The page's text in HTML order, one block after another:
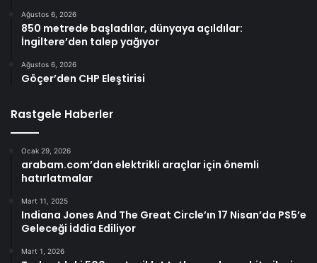
Ağustos 6, 2026
850 metrede başladılar, dünyaya açıldılar:
İngiltere’den talep yağıyor
Ağustos 6, 2026
Göçer’den CHP Eleştirisi
Rastgele Haberler
Ocak 29, 2026
arabam.com’dan elektrikli araçlar için önemli
hatırlatmalar
Mart 11, 2025
Indiana Jones And The Great Circle’ın 17 Nisan’da PS5’e
Geleceği İddia Ediliyor
Mart 1, 2026